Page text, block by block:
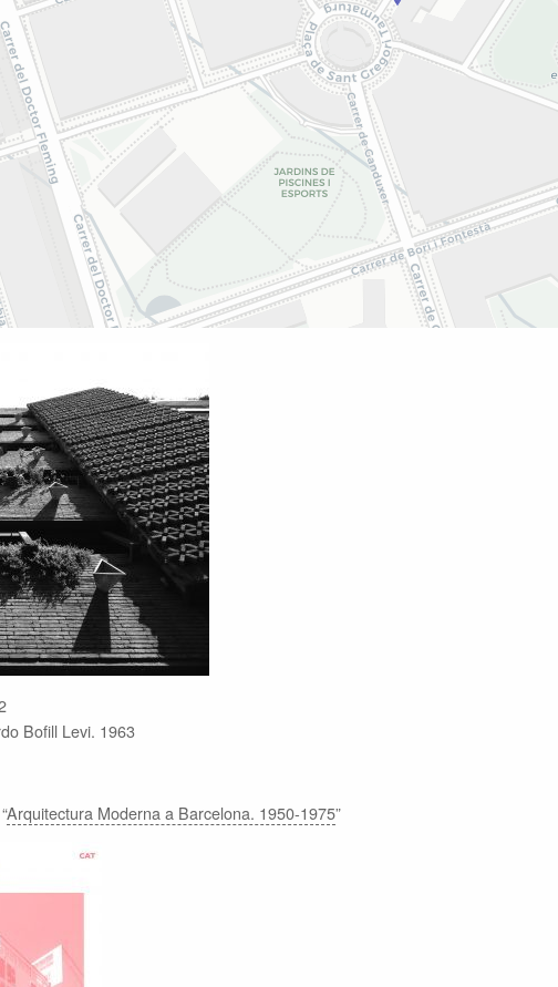
Bofill Levi. 1963
Arquitectura Moderna a Barcelona. 1950-1975”